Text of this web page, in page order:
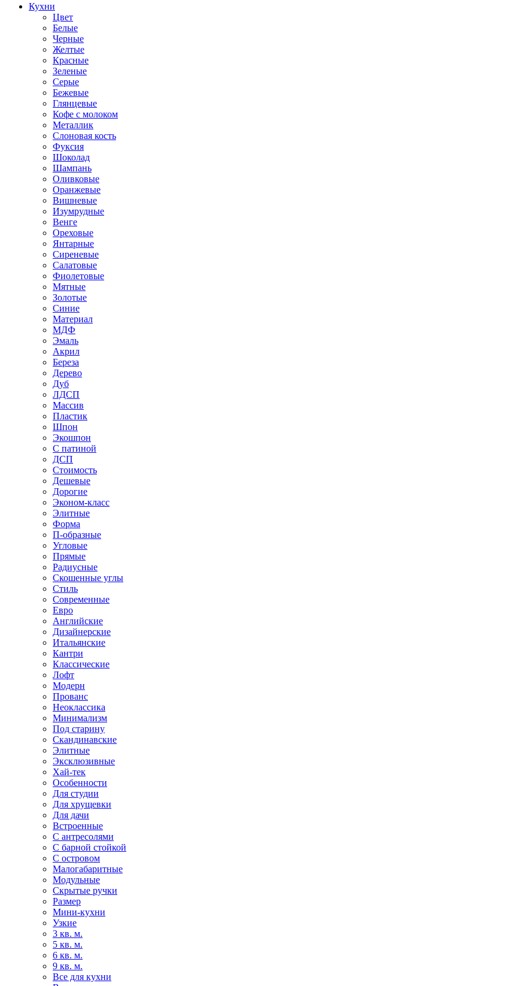
Кухни
Цвет
Белые
Черные
Желтые
Красные
Зеленые
Серые
Бежевые
Глянцевые
Кофе с молоком
Металлик
Слоновая кость
Фуксия
Шоколад
Шампань
Оливковые
Оранжевые
Вишневые
Изумрудные
Венге
Ореховые
Янтарные
Сиреневые
Салатовые
Фиолетовые
Мятные
Золотые
Синие
Материал
МДФ
Эмаль
Акрил
Береза
Дерево
Дуб
ЛДСП
Массив
Пластик
Шпон
Экошпон
С патиной
ДСП
Стоимость
Дешевые
Дорогие
Эконом-класс
Элитные
Форма
П-образные
Угловые
Прямые
Радиусные
Скошенные углы
Стиль
Современные
Евро
Английские
Дизайнерские
Итальянские
Кантри
Классические
Лофт
Модерн
Прованс
Неоклассика
Минимализм
Под старину
Скандинавские
Элитные
Эксклюзивные
Хай-тек
Особенности
Для студии
Для хрущевки
Для дачи
Встроенные
С антресолями
С барной стойкой
С островом
Малогабаритные
Модульные
Скрытые ручки
Размер
Мини-кухни
Узкие
3 кв. м.
5 кв. м.
6 кв. м.
9 кв. м.
Все для кухни